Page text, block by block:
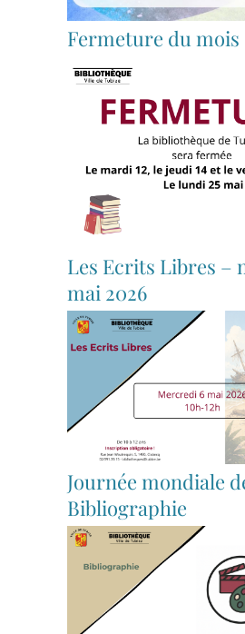
Fermeture du mois
Les Ecrits Libres –
mai 2026
Journée mondiale
Bibliographie